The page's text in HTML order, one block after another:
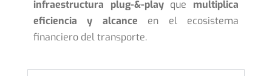
infraestructura plug-&-playque multiplica
eficiencia y alcance en el ecosistema
financiero del transporte.